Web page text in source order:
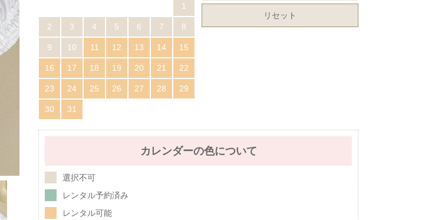
1
2 3 4 5 6 7 8
9 10 11 12 13 14 15
16 17 18 19 20 21 22
23 24 25 26 27 28 29
30 31
リセット
カレンダーの色について
選択不可
レンタル予約済み
レンタル可能